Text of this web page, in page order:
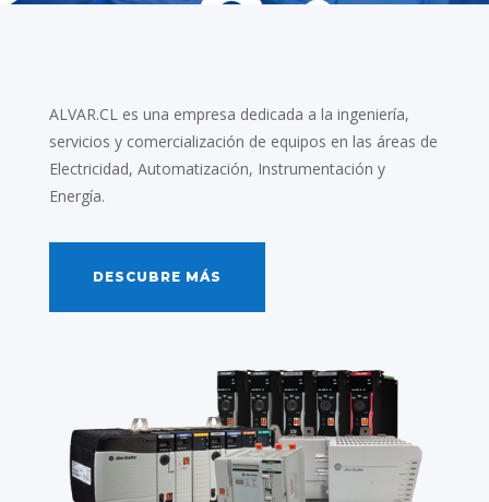
ALVAR.CL es una empresa dedicada a la ingeniería,
servicios y comercialización de equipos en las áreas de
Electricidad, Automatización, Instrumentación y
Energía.
DESCUBRE MÁS